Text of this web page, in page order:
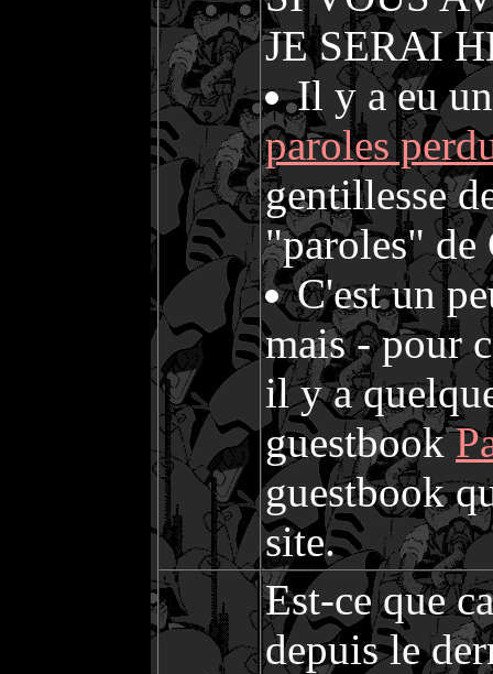
JE SERAI
Il y a eu
paroles
gentillesse
"paroles" de
C'est un
mais - pour
il y a
guestbook
guestbook
site.
Est-ce que
depuis le